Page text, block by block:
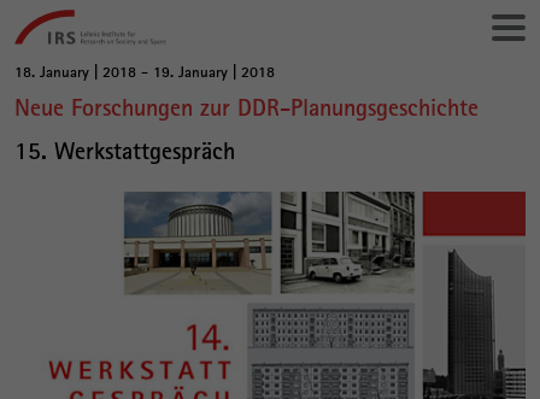
directly
to:
Leibniz-
Institut
für
Raumbezogene
Main
18. January | 2018 - 19. January | 2018
Neue Forschungen zur DDR-Planungsgeschichte
15. Werkstattgespräch